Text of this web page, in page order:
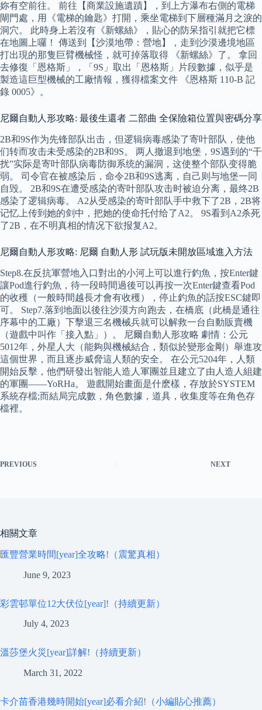
妳有空前往。 前往【商業設施遺蹟】，到上方瀑布右側的電梯
閘門處，用《電梯的鑰匙》打開，乘坐電梯到下層種滿月之淚的
洞穴。 此時身上若沒有《新螺絲》，貼心的防呆指引就把它標
在地圖上囉！ 傳送到【沙漠地帶：營地】，走到沙漠邊境地區
打出現的那隻巨臂機械怪，就可掉落取得 《新螺絲》了。 拿回
去修復「恩格斯」，「9S」取出「恩格斯」片段數據，似乎是
製造這巨型機械的工廠情報，獲得檔案文件 《恩格斯 110-B 記
錄 0005》。
尼爾自動人形攻略: 最後生還者 二部曲 全保險箱位置與密碼分享
2B和9S作为先锋部队出击，但逻辑病毒感染了寄叶部队，使他
们转而攻击未受感染的2B和9S。 两人撤退到地堡，9S遇到的“干
扰”实际是寄叶部队病毒防御系统的漏洞，这使整个部队变得脆
弱。 司令官在被感染后，命令2B和9S逃离，自己则与地堡一同
自毁。 2B和9S在遭受感染的寄叶部队攻击时被迫分离，最终2B
感染了逻辑病毒。 A2从受感染的寄叶部队手中救下了2B，2B将
记忆上传到她的剑中，把她的使命托付给了A2。 9S看到A2杀死
了2B，在不明真相的情况下欲报复A2。
尼爾自動人形攻略: 尼爾 自動人形 試玩版未開放區域進入方法
Step8.在反抗軍營地入口對出的小河上可以進行釣魚，按Enter鍵
讓Pod進行釣魚，待一段時間過後可以再按一次Enter鍵查看Pod
的收穫（一般時間越長才會有收穫），停止釣魚的話按ESC鍵即
可。 Step7.落到地面以後往沙漠方向跑去，在橋底（此橋是通往
序幕中的工廠）下擊退三名機械兵就可以解救一台自動販賣機
（遊戲中叫作「接入點」）。 尼爾自動人形攻略 劇情：公元
5012年，外星人大（能夠與機械結合，類似於變形金剛）舉進攻
這個世界，而且逐步威脅這人類的安全。 在公元5204年，人類
開始反擊，他們研發出智能人造人軍團並且建立了由人造人組建
的軍團——YoRHa。 遊戲開始畫面是什麽樣，存放於SYSTEM
系統存檔;而結局完成數，角色數據，道具，收集度等在角色存
檔裡。
PREVIOUS NEXT
相關文章
匯豐營業時間[year]全攻略!（震驚真相）
June 9, 2023
彩雲邨單位12大伏位[year]!（持續更新）
July 4, 2023
溫莎堡火災[year]詳解!（持續更新）
March 31, 2022
卡介苗香港幾時開始[year]必看介紹!（小編貼心推薦）